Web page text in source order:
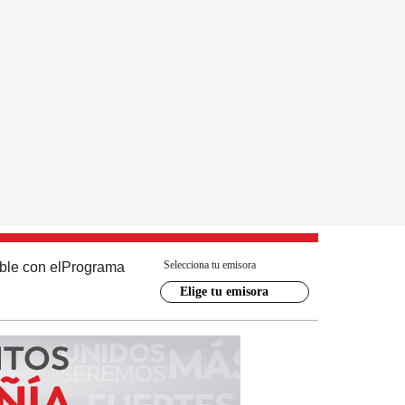
con el Programa Selecciona tu emisora
Elige tu emisora